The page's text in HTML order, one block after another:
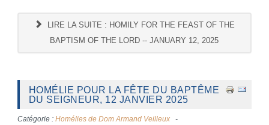
LIRE LA SUITE : HOMILY FOR THE FEAST OF THE
BAPTISM OF THE LORD -- JANUARY 12, 2025
HOMÉLIE POUR LA FÊTE DU BAPTÊME
DU SEIGNEUR, 12 JANVIER 2025
Catégorie : Homélies de Dom Armand Veilleux